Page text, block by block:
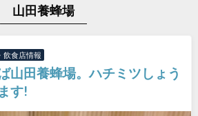
山田養蜂場
飲食店情報
山田養蜂場。ハチミツしょう
す!